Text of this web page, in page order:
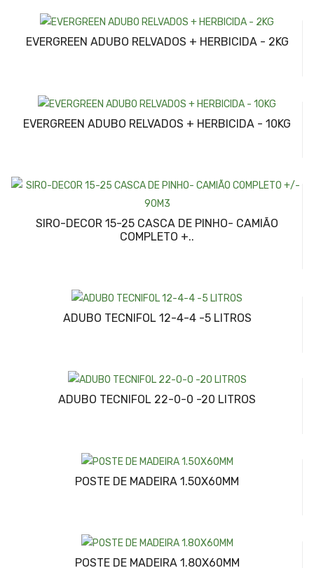
EVERGREEN ADUBO RELVADOS + HERBICIDA - 2KG
EVERGREEN ADUBO RELVADOS + HERBICIDA - 10KG
SIRO-DECOR 15-25 CASCA DE PINHO- CAMIÃO
COMPLETO +..
ADUBO TECNIFOL 12-4-4 -5 LITROS
ADUBO TECNIFOL 22-0-0 -20 LITROS
POSTE DE MADEIRA 1.50X60MM
POSTE DE MADEIRA 1.80X60MM